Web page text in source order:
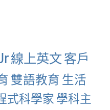
線上英文 客戶
雙語教育 生活
式科學家 學科主